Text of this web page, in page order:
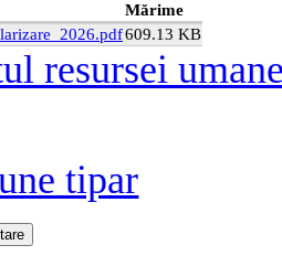
Mărime
609.13 KB
resursei
tipar